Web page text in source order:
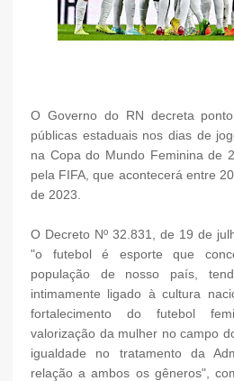
O Governo do RN decreta
públicas estaduais nos dias de
na Copa do Mundo Feminina de
pela FIFA, que acontecerá entre
de 2023.
O Decreto Nº 32.831, de 19 de
"o futebol é esporte que
população de nosso país,
intimamente ligado à cultura
fortalecimento do futebol
valorização da mulher no campo
igualdade no tratamento da
relação a ambos os gêneros",